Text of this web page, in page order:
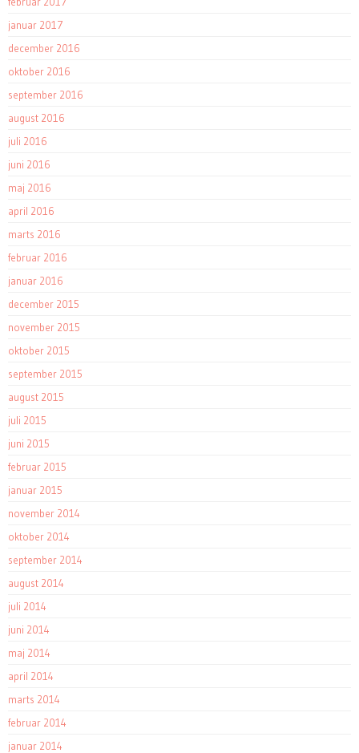
januar 2017
december 2016
oktober 2016
september 2016
august 2016
juli 2016
juni 2016
maj 2016
april 2016
marts 2016
februar 2016
januar 2016
december 2015
november 2015
oktober 2015
september 2015
august 2015
juli 2015
juni 2015
februar 2015
januar 2015
november 2014
oktober 2014
september 2014
august 2014
juli 2014
juni 2014
maj 2014
april 2014
marts 2014
februar 2014
januar 2014